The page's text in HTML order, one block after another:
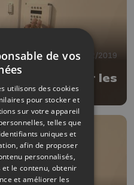
07/02/2019
pour surveiller les
de vos
utilisons des cookies
pour stocker et
sur votre appareil
telles que
uniques et
afin de proposer
personnalisés,
le contenu, obtenir
et améliorer les